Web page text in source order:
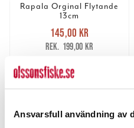
Ansvarsfull användning av
Rapala Orginal Flytande
13cm
Nuvarande pris
145,00 krTidigare pris
199,00 kr
145,00 kr
199,00 kr
LÄS MER